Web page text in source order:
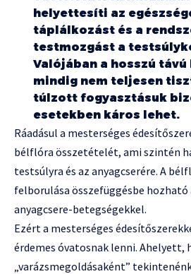
helyettesíti az
táplálkozást és a
testmozgást a
Valójában a hosszú
mindig nem teljesen
túlzott fogyasztásuk
esetekben káros lehet.
Ráadásul a mesterséges
bélflóra összetételét, ami szintén
testsúlyra és az anyagcserére. A
felborulása összefüggésbe hozható
anyagcsere-betegségekkel.
Ezért a mesterséges
érdemes óvatosnak lenni.
„varázsmegoldásaként”